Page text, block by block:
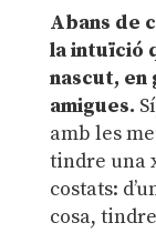
Abans de
la intuïció
nascut, en
amigues.
amb les
tindre una
costats:
cosa,